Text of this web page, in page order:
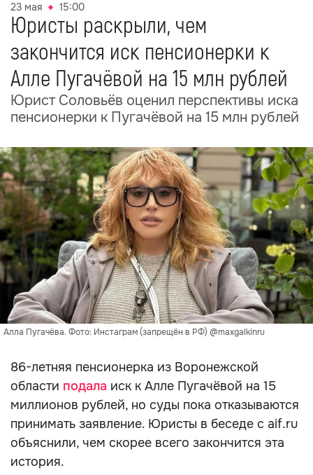
23 мая 15:00
Юристы раскрыли, чем
закончится иск пенсионерки к
Алле Пугачёвой на 15 млн рублей
Юрист Соловьёв оценил перспективы иска
пенсионерки к Пугачёвой на 15 млн рублей
Алла Пугачёва. Фото: Инстаграм (запрещён в РФ) @maxgalkinru
86-летняя пенсионерка из Воронежской
области подала иск к Алле Пугачёвой на 15
миллионов рублей, но суды пока отказываются
принимать заявление. Юристы в беседе с aif.ru
объяснили, чем скорее всего закончится эта
история.